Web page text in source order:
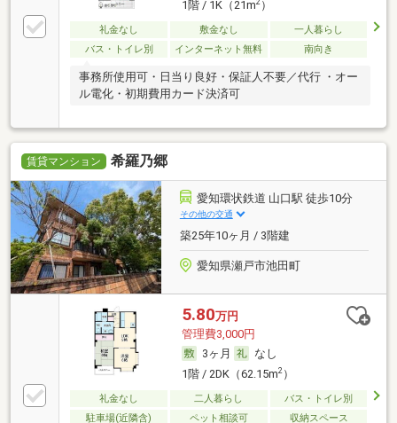
1階 / 1K（21m ）
礼金なし 敷金なし
一人暮らし
バス・トイレ別
インターネット無料 南向き
事務所使用可・日当り良好・保証人不要／代行 ・オー
ル電化・初期費用カード決済可
賃貸マンション 希羅乃郷
愛知環状鉄道 山口駅 徒歩10分
その他の交通
築25年10ヶ月 / 3階建
愛知県瀬戸市池田町
5.80万円
管理費3,000円
3ヶ月
なし
1階 / 2DK（62.15m2）
礼金なし 二人暮らし
バス・トイレ別
駐車場(近隣含)
ペット相談可 収納スペース